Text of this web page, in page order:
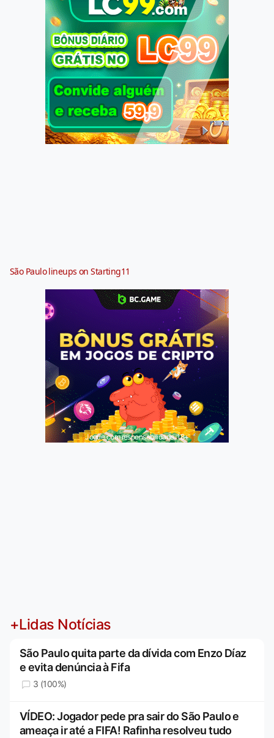
São Paulo lineups on Starting11
Jogue com responsabilidade. 18+
+Lidas Notícias
São Paulo quita parte da dívida com Enzo Díaz
e evita denúncia à Fifa
3 (100%)
VÍDEO: Jogador pede pra sair do São Paulo e
ameaça ir até a FIFA! Rafinha resolveu tudo